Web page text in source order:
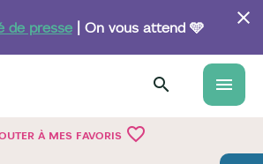
de presse| On vous attend 🩵
menu
À MES FAVORIS favorite_border